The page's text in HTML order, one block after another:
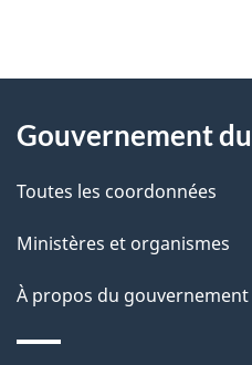
D
t
a
l
s
propos
ce
site
Gouvernement
Toutes les coordonnées
Ministères et organismes
À propos du gouvernement